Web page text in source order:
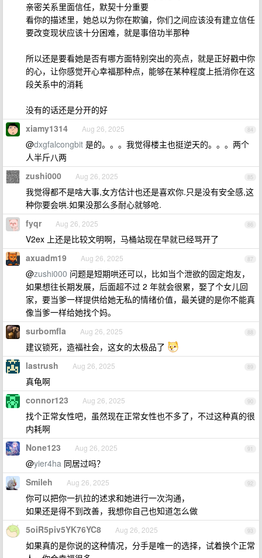
亲密关系里面信任，默契十分重要
看你的描述里，她总以为你在欺骗，你们之间应该没有建立信任
要改变现状应该十分困难，就是事倍功半那种
所以还是要看她是否有哪方面特别突出的亮点，就是正好戳中你
的心，让你感觉开心幸福那种点，能够在某种程度上抵消你在这
段关系中的消耗
没有的话还是分开的好
84
xiamy1314 Aug 26, 2025
@dxgfalcongbit 是的。。。我觉得楼主也挺逆天的。。。两个
人半斤八两
85
zushi000 Aug 26, 2025
我觉得都不是啥大事,女方估计也还是喜欢你.只是没有安全感,这
种你要会哄.如果没那么多耐心就够呛.
86
fyqr Aug 26, 2025
V2ex 上还是比较文明啊，马桶站现在早就已经骂开了
87
axuadm19 Aug 26, 2025
@zushi000 问题是短期哄还可以，比如当个泄欲的固定炮友，
如果想往长期发展，后面超不过 2 年就会很累，娶了个女儿回
家，要当爹一样提供给她无私的情绪价值，最关键的是你不能真
像当爹一样给她找个妈。
88
surbomfla Aug 26, 2025
建议锁死，造福社会，这女的太极品了
89
lastrush Aug 26, 2025
真龟啊
90
connor123 Aug 26, 2025
找个正常女性吧，虽然现在正常女性也不多了，不过这种真的很
内耗啊
91
None123 Aug 26, 2025
@yier4ha 同居过吗？
92
Smileh Aug 26, 2025
你可以把你一扒拉的述求和她进行一次沟通，
如果还是得不到改善，我想你自己也知道怎么做
93
5oiR5piv5YK76YC8 Aug 26, 2025
如果真的是你说的这种情况，分手是唯一的选择，试着换个正常